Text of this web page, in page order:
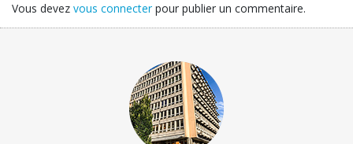
Vous devez vous connecter pour publier un commentaire.